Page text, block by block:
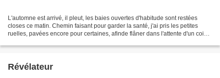
L'automne est arrivé, il pleut, les baies ouvertes d'habitude sont restées
closes ce matin. Chemin faisant pour garder la santé, j'ai pris les petites
ruelles, pavées encore pour certaines, afinde flâner dans l'attente d'un coin
Révélateur